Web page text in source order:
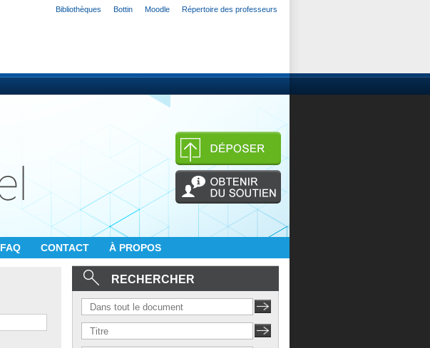
Bibliothèques Bottin Moodle Répertoire des professeurs
FAQ CONTACT À PROPOS
RECHERCHER